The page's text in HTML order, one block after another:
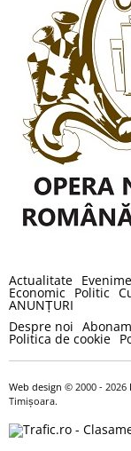
Actualitate
Economic Politic
ANUNȚURI
Despre noi
Politica de cookie
Web design © 2000 - 2026
Timișoara.